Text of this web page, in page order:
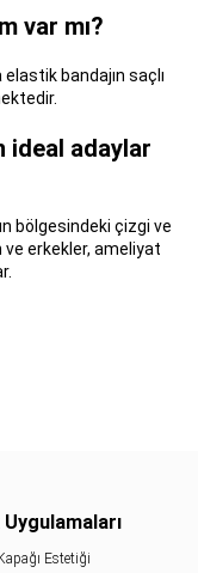
var mı?
bandajın saçlı
ideal adaylar
bölgesindeki çizgi ve
ve erkekler, ameliyat
Estetiği